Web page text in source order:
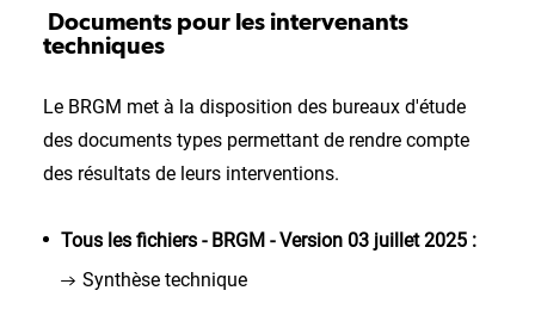
Documents pour les intervenants
techniques
Le BRGM met à la disposition des bureaux d'étude
des documents types permettant de rendre compte
des résultats de leurs interventions.
Tous les fichiers - BRGM - Version 03 juillet 2025 :
Synthèse technique